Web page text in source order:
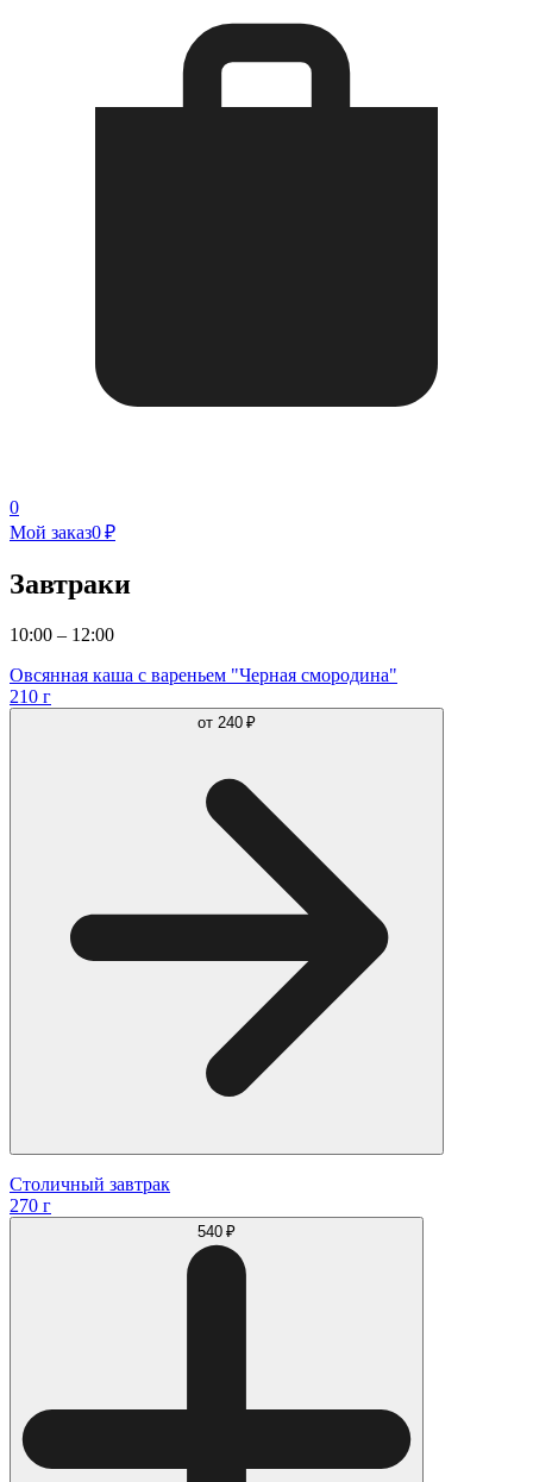
0
Мой заказ0 ₽
Завтраки
10:00 – 12:00
Овсянная каша с вареньем "Черная смородина"
210 г
от 240 ₽
Столичный завтрак
270 г
540 ₽